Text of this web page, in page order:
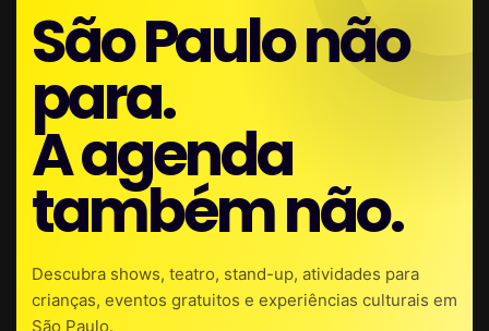
São Paulo não
para.
A agenda
também não.
Descubra shows, teatro, stand-up, atividades para
crianças, eventos gratuitos e experiências culturais em
São Paulo.